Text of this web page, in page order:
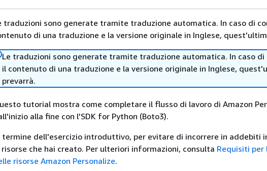
traduzioni sono generate tramite traduzione automatica. In caso di
di una traduzione e la versione originale in Inglese,
Le traduzioni sono generate tramite traduzione automatica. In caso
il contenuto di una traduzione e la versione originale in Inglese,
prevarrà.
tutorial mostra come completare il flusso di lavoro di Amazon
alla fine con l'SDK for Python (Boto3).
termine dell'esercizio introduttivo, per evitare di incorrere in addebiti
risorse che hai creato. Per ulteriori informazioni, consulta Requisiti per
risorse Amazon Personalize.